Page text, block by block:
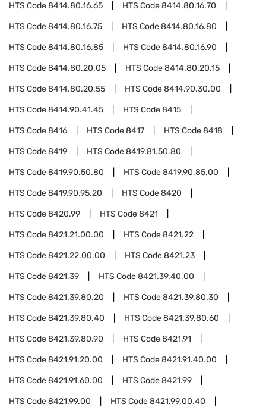
HTS Code8414.80.16.65 HTS Code8414.80.16.70
HTS Code8414.80.16.75 HTS Code8414.80.16.80
HTS Code8414.80.16.85 HTS Code8414.80.16.90
HTS Code8414.80.20.05 HTS Code8414.80.20.15
HTS Code8414.80.20.55 HTS Code8414.90.30.00
HTS Code8414.90.41.45 HTS Code8415
HTS Code8416 HTS Code8417 HTS Code8418
HTS Code8419 HTS Code8419.81.50.80
HTS Code8419.90.50.80 HTS Code8419.90.85.00
HTS Code8419.90.95.20 HTS Code8420
HTS Code8420.99 HTS Code8421
HTS Code8421.21.00.00 HTS Code8421.22
HTS Code8421.22.00.00 HTS Code8421.23
HTS Code8421.39 HTS Code8421.39.40.00
HTS Code8421.39.80.20 HTS Code8421.39.80.30
HTS Code8421.39.80.40 HTS Code8421.39.80.60
HTS Code8421.39.80.90 HTS Code8421.91
HTS Code8421.91.20.00 HTS Code8421.91.40.00
HTS Code8421.91.60.00 HTS Code8421.99
HTS Code8421.99.00 HTS Code8421.99.00.40